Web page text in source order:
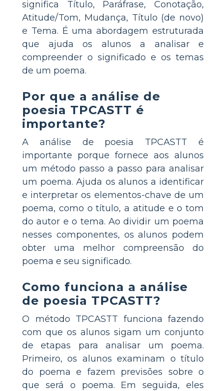
significa Título, Paráfrase, Conotação,
Atitude/Tom, Mudança, Título (de novo)
e Tema. É uma abordagem estruturada
que ajuda os alunos a analisar e
compreender o significado e os temas
de um poema.
Por que a análise de
poesia TPCASTT é
importante?
A análise de poesia TPCASTT é
importante porque fornece aos alunos
um método passo a passo para analisar
um poema. Ajuda os alunos a identificar
e interpretar os elementos-chave de um
poema, como o título, a atitude e o tom
do autor e o tema. Ao dividir um poema
nesses componentes, os alunos podem
obter uma melhor compreensão do
poema e seu significado.
Como funciona a análise
de poesia TPCASTT?
O método TPCASTT funciona fazendo
com que os alunos sigam um conjunto
de etapas para analisar um poema.
Primeiro, os alunos examinam o título
do poema e fazem previsões sobre o
que será o poema. Em seguida, eles